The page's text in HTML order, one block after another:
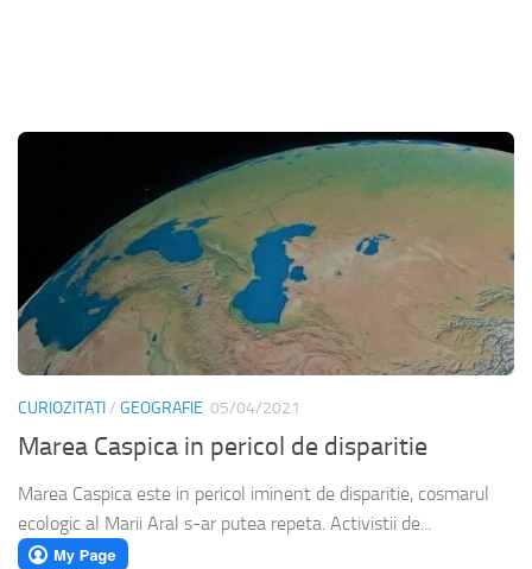
CURIOZITATI/ GEOGRAFIE 05/04/2021
Marea Caspica in pericol de disparitie
Marea Caspica este in pericol iminent de disparitie, cosmarul
ecologic al Marii Aral s-ar putea repeta. Activistii de...